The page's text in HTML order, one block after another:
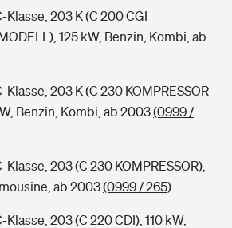
203 K (C 200 CGI
125 kW, Benzin, Kombi, ab
203 K (C 230 KOMPRESSOR
Benzin, Kombi, ab 2003(0999 /
203 (C 230 KOMPRESSOR),
ab 2003(0999 / 265)
203 (C 220 CDI), 110 kW,